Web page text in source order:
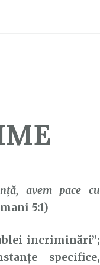
avem pace cu
5:1)
incriminări”;
specifice,